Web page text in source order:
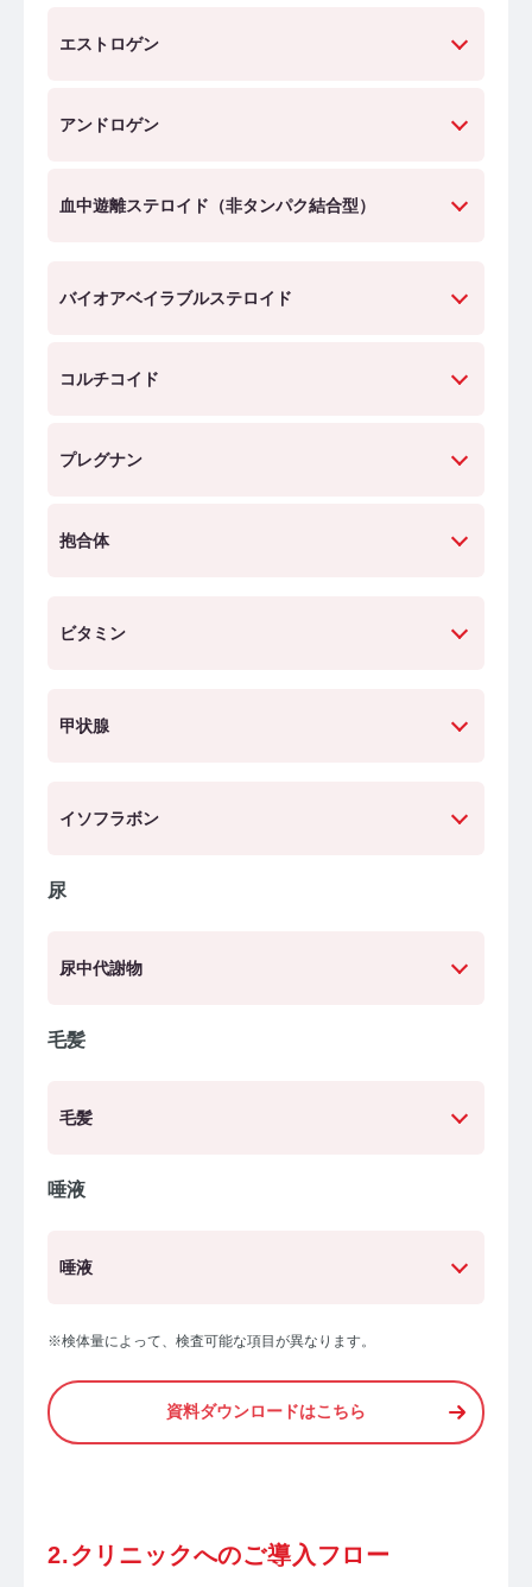
エストロゲン
アンドロゲン
血中遊離ステロイド（非タンパク結合型）
バイオアベイラブルステロイド
コルチコイド
プレグナン
抱合体
ビタミン
甲状腺
イソフラボン
尿
尿中代謝物
毛髪
毛髪
唾液
唾液
※検体量によって、検査可能な項目が異なります。
資料ダウンロードはこちら
2.クリニックへのご導入フロー